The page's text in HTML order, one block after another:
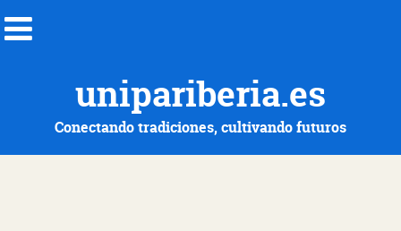
unipariberia.es
Conectando tradiciones, cultivando futuros